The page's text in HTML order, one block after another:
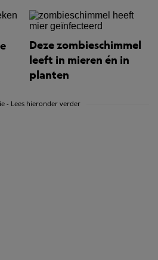
Deze zombieschimmel
leeft in mieren én in
planten
- Lees hieronder verder